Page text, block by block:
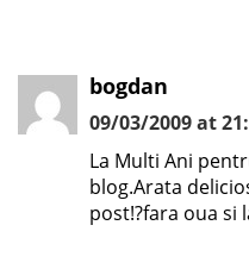
bogdan
09/03/2009 at
La Multi Ani
blog.Arata
post!?fara oua si